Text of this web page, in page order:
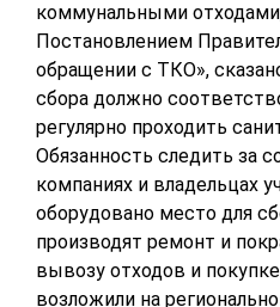
коммунальными
Постановлением
обращении с ТКО»,
сбора должно
регулярно проходить
Обязанность следить за
компаниях и владельцах
оборудовано место для
производят ремонт и
вывозу отходов и
возложили на